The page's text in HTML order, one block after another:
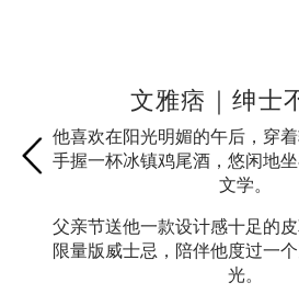
文雅痞｜绅士
他喜欢在阳光明媚的午后，穿
手握一杯冰镇鸡尾酒，悠闲地
文学。
父亲节送他一款设计感十足的
限量版威士忌，陪伴他度过一
光。